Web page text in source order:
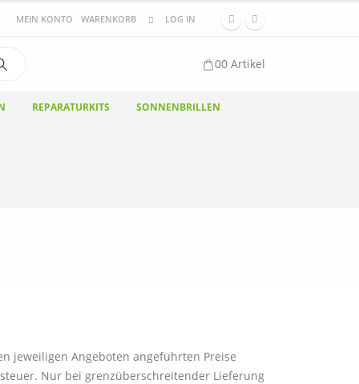
MEIN KONTO WARENKORB LOG IN
00 Artikel
REPARATURKITS SONNENBRILLEN
jeweiligen Angeboten angeführten Preise
Nur bei grenzüberschreitender Lieferung